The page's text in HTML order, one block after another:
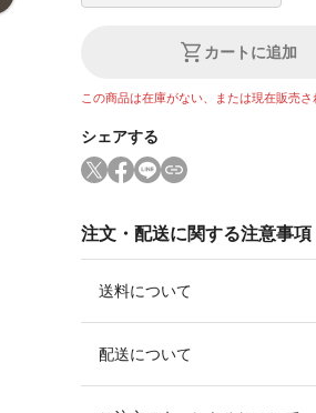
カートに追加
この商品は在庫がない、または現在販売さ
シェアする
注文・配送に関する注意事項
送料について
配送について